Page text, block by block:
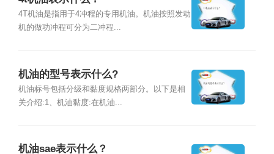
4T机油是指用于4冲程的专用机油。机油按照发动
机的做功冲程可分为二冲程...
机油的型号表示什么?
机油标号包括分级和黏度规格两部分。以下是相
关介绍:1、机油黏度:在机油...
机油sae表示什么？